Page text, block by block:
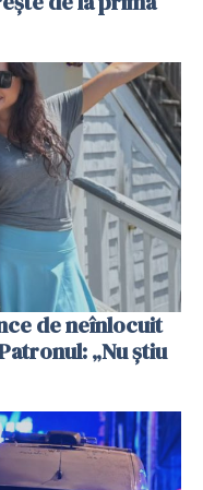
de neînlocuit
„Nu știu